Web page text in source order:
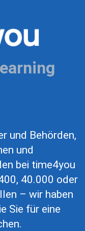
und Behörden,
und
bei time4you
40.000 oder
– wir haben
Sie für eine